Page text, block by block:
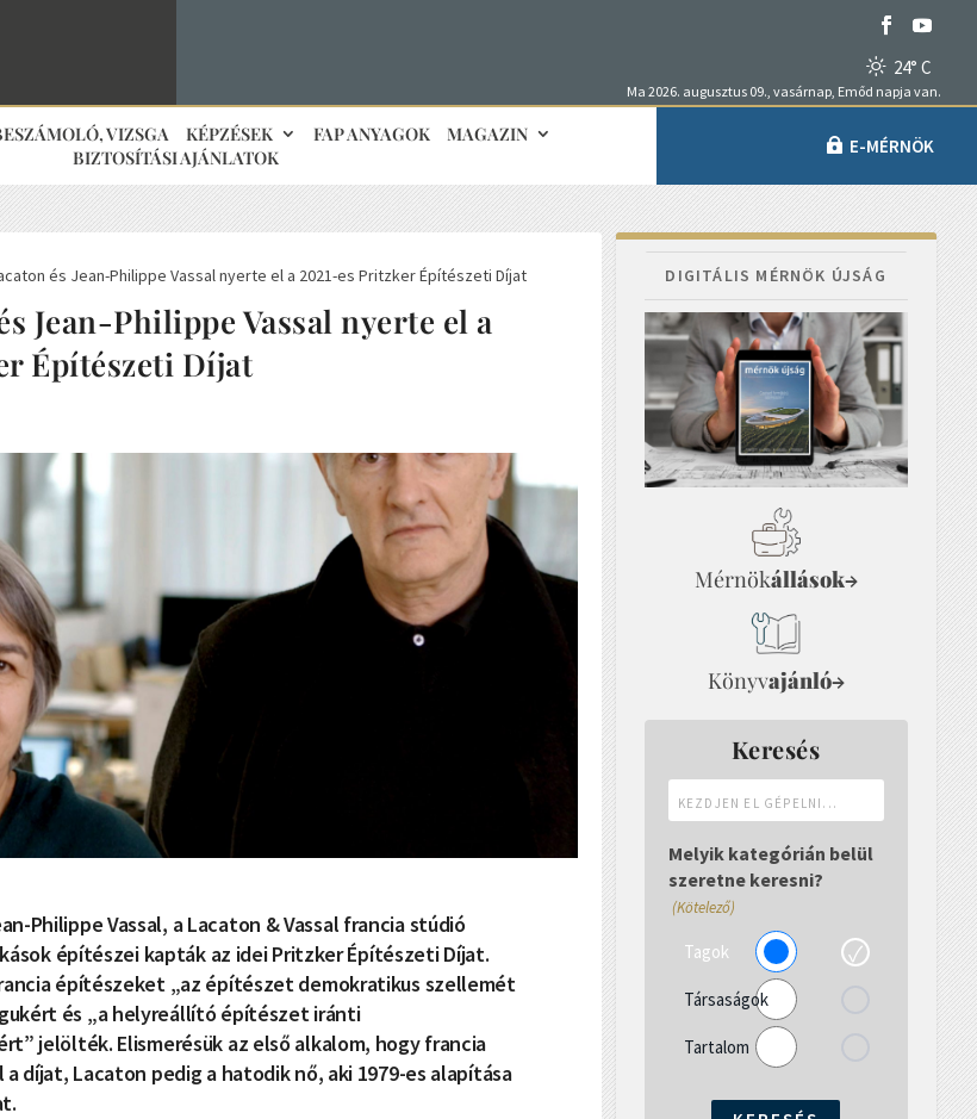
24° C
Ma 2026. augusztus 09., vasárnap, Emőd napja van.
VIZSGA KÉPZÉSEK FAP ANYAGOK
MAGAZIN
BIZTOSÍTÁSI AJÁNLATOK
E-MÉRNÖK
és Jean-Philippe Vassal nyerte el a 2021-es Pritzker Építészeti Díjat
Jean-Philippe Vassal nyerte el a
Építészeti Díjat
Philippe Vassal, a Lacaton & Vassal francia stúdió
építészei kapták az idei Pritzker Építészeti Díjat.
építészeket „az építészet demokratikus szellemét
és „a helyreállító építészet iránti
jelölték. Elismerésük az első alkalom, hogy francia
díjat, Lacaton pedig a hatodik nő, aki 1979-es alapítása
DIGITÁLIS MÉRNÖK ÚJSÁG
Mérnökállások→
Könyvajánló→
Keresés
el
gépelni...
Melyik kategórián belül
szeretne keresni?
(Kötelező)
Tagok
Társaságok
Tartalom